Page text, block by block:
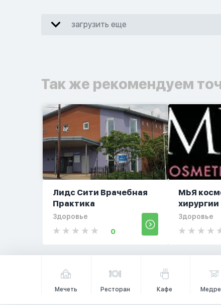
загрузить еще
Так же рекомендуем
Лидс Сити Врачебная
Практика
Здоровье
0
МЬЯ
хирургии
Здоровье
Мечеть Ресторан Кафе